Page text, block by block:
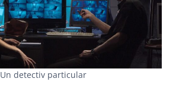
Un detectiv particular